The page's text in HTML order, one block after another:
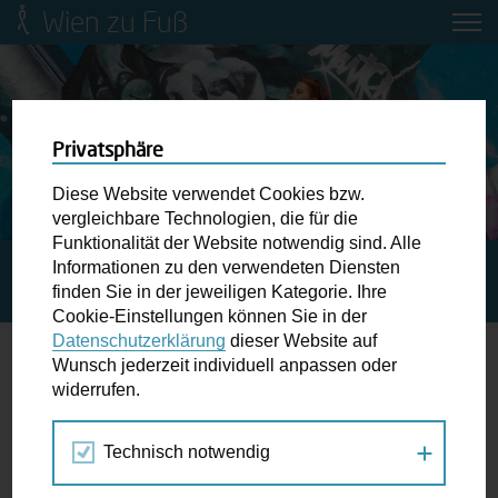
Wien zu Fuß
Mobilitätsbildung für Kinder und
Jugendliche
Ringstraße-Neugestaltung
Wiener Fußwegekarte
Newsletter abonnieren
Wunschbox
der Ampel ...
STARTSEITE SPAZIERGANG KALENDER
FREI-TAG AM
AUMANNPLATZ
16.
MAI
2025
Privatsphäre
Diese Website verwendet Cookies bzw.
vergleichbare Technologien, die für die
Funktionalität der Website notwendig sind. Alle
Informationen zu den verwendeten Diensten
finden Sie in der jeweiligen Kategorie. Ihre
Cookie-Einstellungen können Sie in der
Datenschutzerklärung dieser Website auf
Wunsch jederzeit individuell anpassen oder
widerrufen.
Technisch notwendig